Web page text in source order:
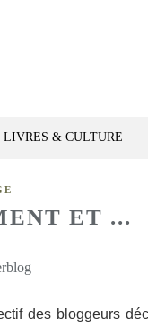
LIVRES & CULTURE
ET ...
des bloggeurs